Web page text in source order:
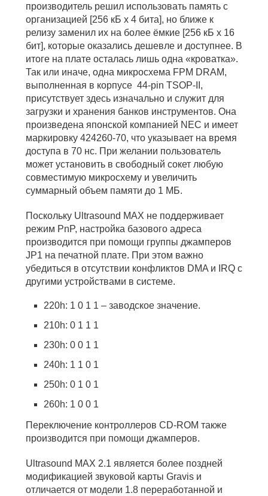
производитель решил использовать память с
организацией [256 кБ x 4 бита], но ближе к
релизу заменил их на более ёмкие [256 кБ x 16
бит], которые оказались дешевле и доступнее. В
итоге на плате осталась лишь одна «кроватка».
Так или иначе, одна микросхема FPM DRAM,
выполненная в корпусе 44-pin TSOP-II,
присутствует здесь изначально и служит для
загрузки и хранения банков инструментов. Она
произведена японской компанией NEC и имеет
маркировку 424260-70, что указывает на время
доступа в 70 нс. При желании пользователь
может установить в свободный сокет любую
совместимую микросхему и увеличить
суммарный объем памяти до 1 МБ.
Поскольку Ultrasound MAX не поддерживает
режим PnP, настройка базового адреса
производится при помощи группы джамперов
JP1 на печатной плате. При этом важно
убедиться в отсутствии конфликтов DMA и IRQ с
другими устройствами в системе.
220h: 1 0 1 1 – заводское значение.
210h: 0 1 1 1
230h: 0 0 1 1
240h: 1 1 0 1
250h: 0 1 0 1
260h: 1 0 0 1
Переключение контроллеров CD-ROM также
производится при помощи джамперов.
Ultrasound MAX 2.1 является более поздней
модификацией звуковой карты Gravis и
отличается от модели 1.8 переработанной и